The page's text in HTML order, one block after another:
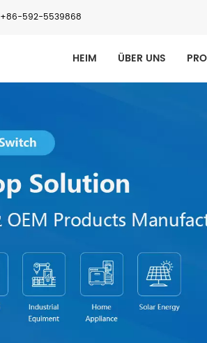
+86-592-5539868
HEIM ÜBER UNS